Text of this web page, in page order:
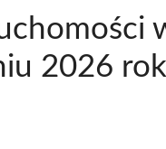
2026